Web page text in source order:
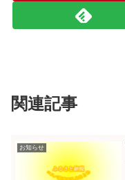
関連記事
お知らせ